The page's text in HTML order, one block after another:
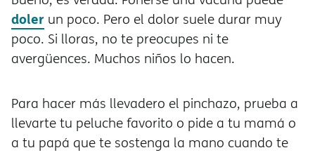
doler un poco. Pero el dolor suele durar muy
poco. Si lloras, no te preocupes ni te
avergüences. Muchos niños lo hacen.
Para hacer más llevadero el pinchazo, prueba a
llevarte tu peluche favorito o pide a tu mamá o
a tu papá que te sostenga la mano cuando te